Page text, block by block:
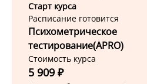
Старт курса
Расписание готовится
Психометрическое
тестирование(APRO)
Стоимость курса
5 909 ₽